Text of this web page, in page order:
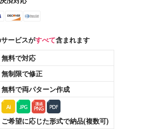
ービスがすべて含まれます
無料で対応
無制限で修正
無料で両パターン作成
ご希望に応じた形式で納品(複数可)